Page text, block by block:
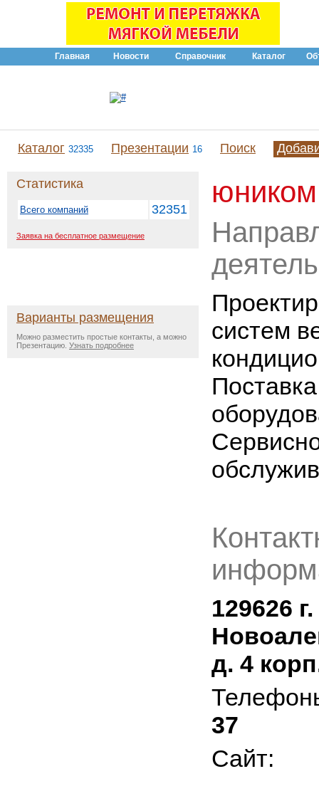
Главная Новости Справочник Каталог
Каталог 32335 Презентации 16 Поиск
Статистика
Всего компаний 32351
Заявка на бесплатное размещение
Варианты размещения
Можно разместить простые контакты, а можно
Презентацию. Узнать подробнее
юником
систем
129626
д. 4
37
Сайт: